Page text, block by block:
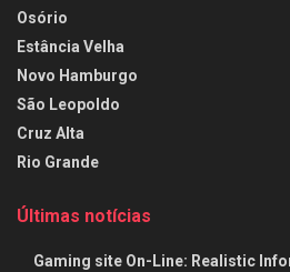
Osório
Estância Velha
Novo Hamburgo
São Leopoldo
Cruz Alta
Rio Grande
Últimas notícias
Gaming site On-Line: Realistic